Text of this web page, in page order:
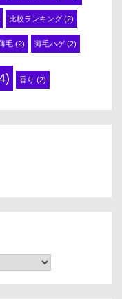
比較ランキング (2)
毛 (2) 薄毛ハゲ(2)
香り (2)